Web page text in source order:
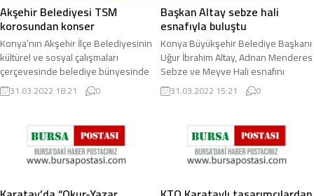
Akşehir Belediyesi TSM
korosundan konser
Konya’nın Akşehir İlçe Belediyesinin
kültürel ve sosyal çalışmaları
çerçevesinde belediye bünyesinde
oluşturulan ve Akşehir Belediyesi
Bando Şefi ...
31.03.2022 18:21 0
Başkan Altay sebze hali
esnafıyla buluştu
Konya Büyükşehir Belediye Başkanı
Uğur İbrahim Altay, Adnan Menderes
Sebze ve Meyve Hali esnafını
ziyaret etti. Büyükşehir Belediye
Başkanı Uğur ...
31.03.2022 15:21 0